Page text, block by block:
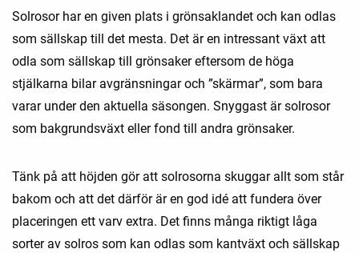
Solrosor har en given plats i grönsaklandet och kan odlas
som sällskap till det mesta. Det är en intressant växt att
odla som sällskap till grönsaker eftersom de höga
stjälkarna bilar avgränsningar och ”skärmar”, som bara
varar under den aktuella säsongen. Snyggast är solrosor
som bakgrundsväxt eller fond till andra grönsaker.
Tänk på att höjden gör att solrosorna skuggar allt som står
bakom och att det därför är en god idé att fundera över
placeringen ett varv extra. Det finns många riktigt låga
sorter av solros som kan odlas som kantväxt och sällskap